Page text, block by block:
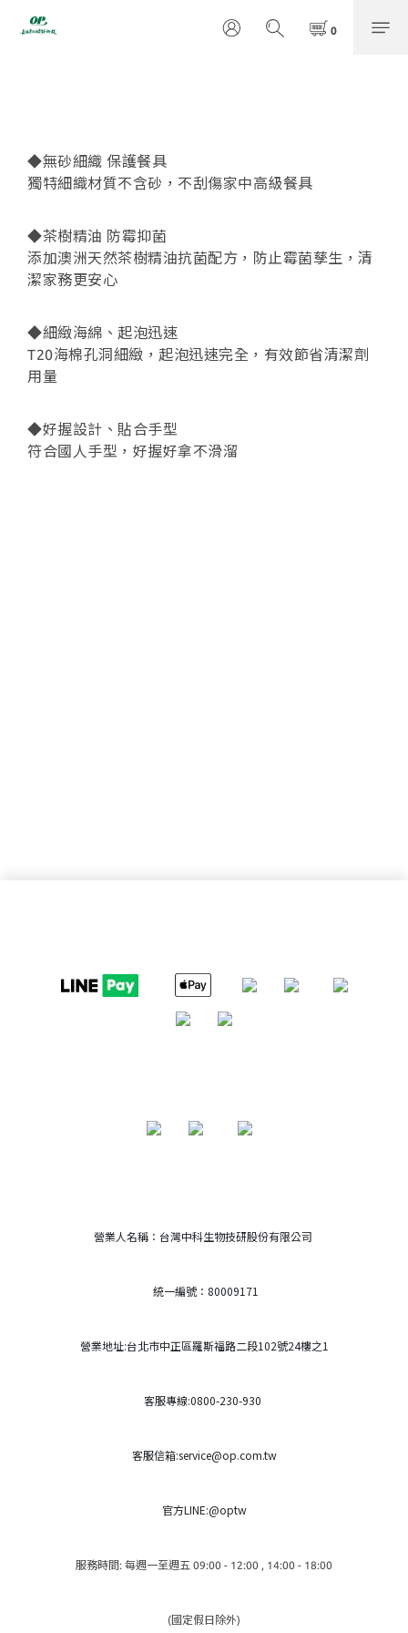
◆無砂細織 保護餐具
獨特細織材質不含砂，不刮傷家中高級餐具
◆茶樹精油 防霉抑菌
添加澳洲天然茶樹精油抗菌配方，防止霉菌孳生，清
潔家務更安心
◆細緻海綿、起泡迅速
T20海棉孔洞細緻，起泡迅速完全，有效節省清潔劑
用量
◆好握設計、貼合手型
符合國人手型，好握好拿不滑溜
營業人名稱：台灣中科生物技研股份有限公司
統一編號：80009171
營業地址:台北市中正區羅斯福路二段102號24樓之1
客服專線:0800-230-930
客服信箱:service@op.com.tw
官方LINE:@optw
服務時間: 每週一至週五 09:00 - 12:00 , 14:00 - 18:00
(國定假日除外)